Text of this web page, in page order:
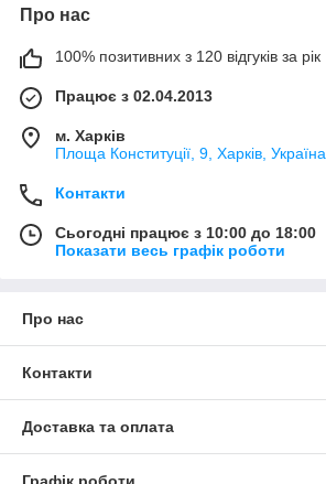
Про нас
100% позитивних з 120 відгуків за рік
Працює з 02.04.2013
м. Харків
Площа Конституції, 9, Харків, Україна
Контакти
Сьогодні працює з 10:00 до 18:00
Показати весь графік роботи
Про нас
Контакти
Доставка та оплата